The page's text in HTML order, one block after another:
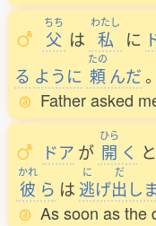
ちち
父 は
わたし
私 に
る ように
たの
頼んだ。
Father asked
ドア が
ひら
開 く と
かれ
彼 ら は
に
逃げ
だ
出 し
As soon as the